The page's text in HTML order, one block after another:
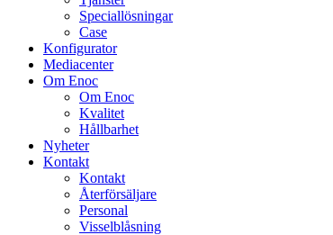
Speciallösningar
Case
Konfigurator
Mediacenter
Om Enoc
Om Enoc
Kvalitet
Hållbarhet
Nyheter
Kontakt
Kontakt
Återförsäljare
Personal
Visselblåsning